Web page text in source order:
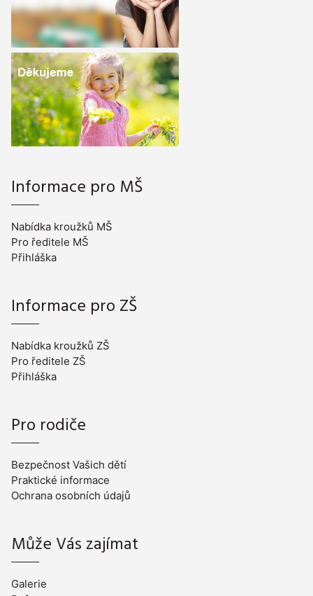
Informace pro MŠ
Nabídka kroužků MŠ
Pro ředitele MŠ
Přihláška
Informace pro ZŠ
Nabídka kroužků ZŠ
Pro ředitele ZŠ
Přihláška
Pro rodiče
Bezpečnost Vašich dětí
Praktické informace
Ochrana osobních údajů
Může Vás zajímat
Galerie